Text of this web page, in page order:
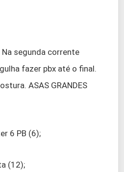
segunda corrente
fazer pbx até o final.
ASAS GRANDES
6 PB (6);
(12);